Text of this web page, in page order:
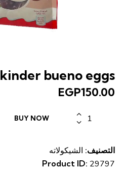
kinder bueno eggs
EGP150.00
eggs
BUY NOW
التصنيف: الشيكولاته
Product ID: 29797